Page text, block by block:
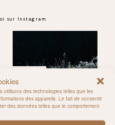
utilisons des technologies telles que les
des appareils. Le fait de consentir
des données telles que le comportement
sur Instagram